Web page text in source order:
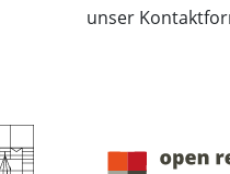
unser